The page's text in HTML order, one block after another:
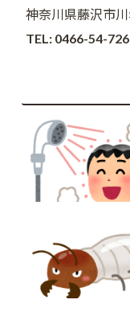
神奈川県藤沢市
TEL: 0466-54-